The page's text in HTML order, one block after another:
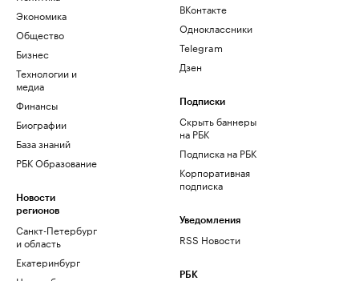
Экономика
Общество
Бизнес
Технологии и
медиа
Финансы
Биографии
База знаний
РБК Образование
Новости
регионов
Санкт-Петербург
и область
Екатеринбург
ВКонтакте
Одноклассники
Telegram
Дзен
Подписки
Скрыть баннеры
на РБК
Подписка на РБК
Корпоративная
подписка
Уведомления
RSS Новости
РБК